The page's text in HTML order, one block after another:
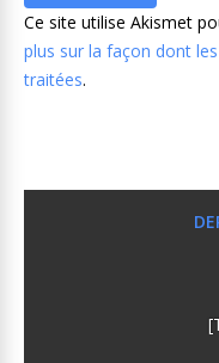
Ce site utilise Akismet
plus sur la façon dont
traitées.